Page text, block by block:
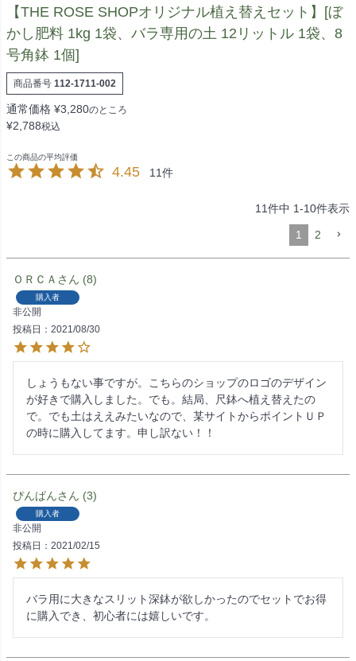
【THE ROSE SHOPオリジナル植え替えセット】[ぼ
かし肥料 1kg 1袋、バラ専用の土 12リットル 1袋、8
号角鉢 1個]
商品番号 112-1711-002
通常価格 ¥3,280のところ
¥2,788税込
4.45 11
11件中 1-10件表示
1 2
ＯＲＣＡ 8
購入者
非公開
投稿日
2021/08/30
しょうもない事ですが。こちらのショップのロゴのデザイン
が好きで購入しました。でも。結局、尺鉢へ植え替えたの
で。でも土はええみたいなので、某サイトからポイントＵＰ
の時に購入してます。申し訳ない！！
ぴんぱん 3
購入者
非公開
投稿日
2021/02/15
バラ用に大きなスリット深鉢が欲しかったのでセットでお得
に購入でき、初心者には嬉しいです。